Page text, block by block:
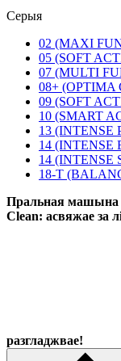
Серыя
02 (MAXI
05 (SOFT
07 (MULTI
08+ (OPTIMA
09 (SOFT
10 (SMART
13 (INTENSE
14 (INTENSE
14 (INTENSE
18-T
Пральная машына
Clean: асвяжае за
разгладжвае!